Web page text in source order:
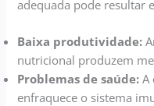
adequada pode resultar
Baixa produtividade:
nutricional produzem
Problemas de saúde: A
enfraquece o sistema